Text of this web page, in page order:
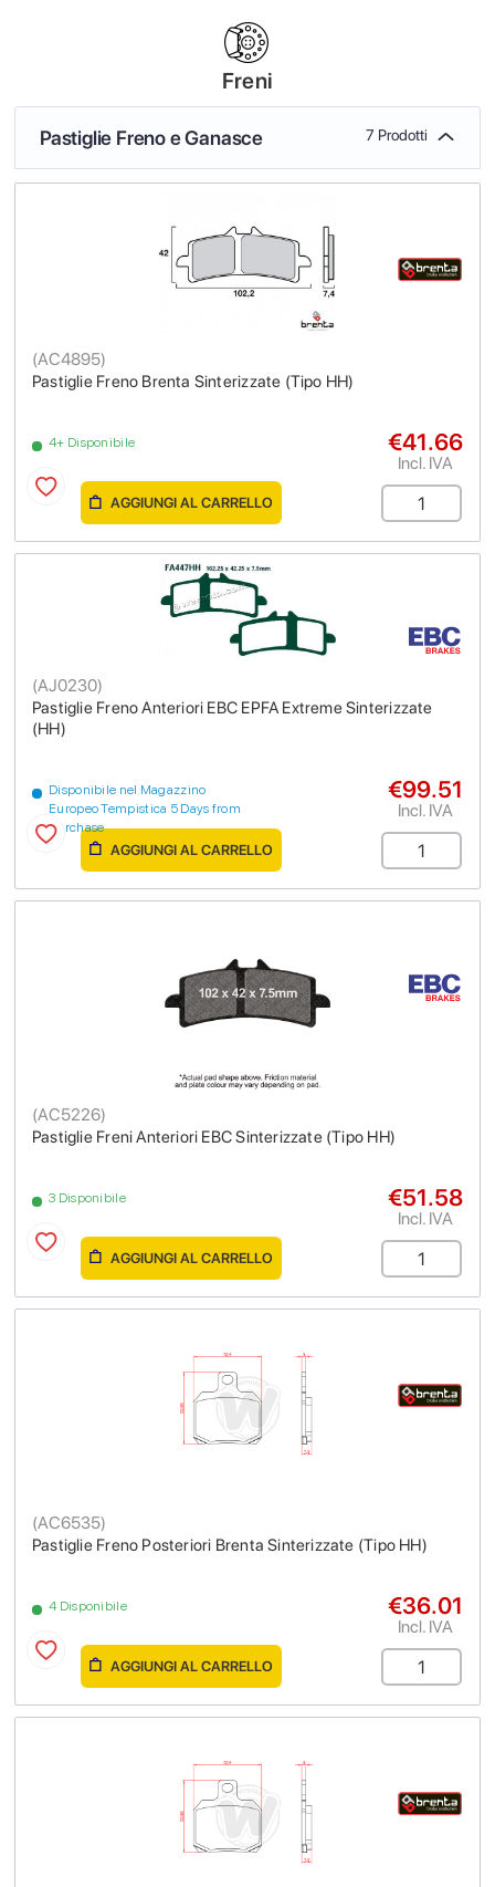
Freni
Pastiglie Freno e Ganasce 7 Prodotti
Pastiglie Freno Brenta Sinterizzate (Tipo HH)
(AC4895)
4+ Disponibile €41.66
Incl. IVA
AGGIUNGI AL CARRELLO
Pastiglie Freno Anteriori EBC EPFA Extreme Sinterizzate
(HH)
(AJ0230)
Disponibile nel Magazzino
Europeo Tempistica 5 Days from
purchase
€99.51
Incl. IVA
AGGIUNGI AL CARRELLO
Pastiglie Freni Anteriori EBC Sinterizzate (Tipo HH)
(AC5226)
3 Disponibile €51.58
Incl. IVA
AGGIUNGI AL CARRELLO
Pastiglie Freno Posteriori Brenta Sinterizzate (Tipo HH)
(AC6535)
4 Disponibile €36.01
Incl. IVA
AGGIUNGI AL CARRELLO